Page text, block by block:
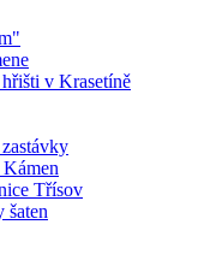
v Krasetíně
Třísov
šaten